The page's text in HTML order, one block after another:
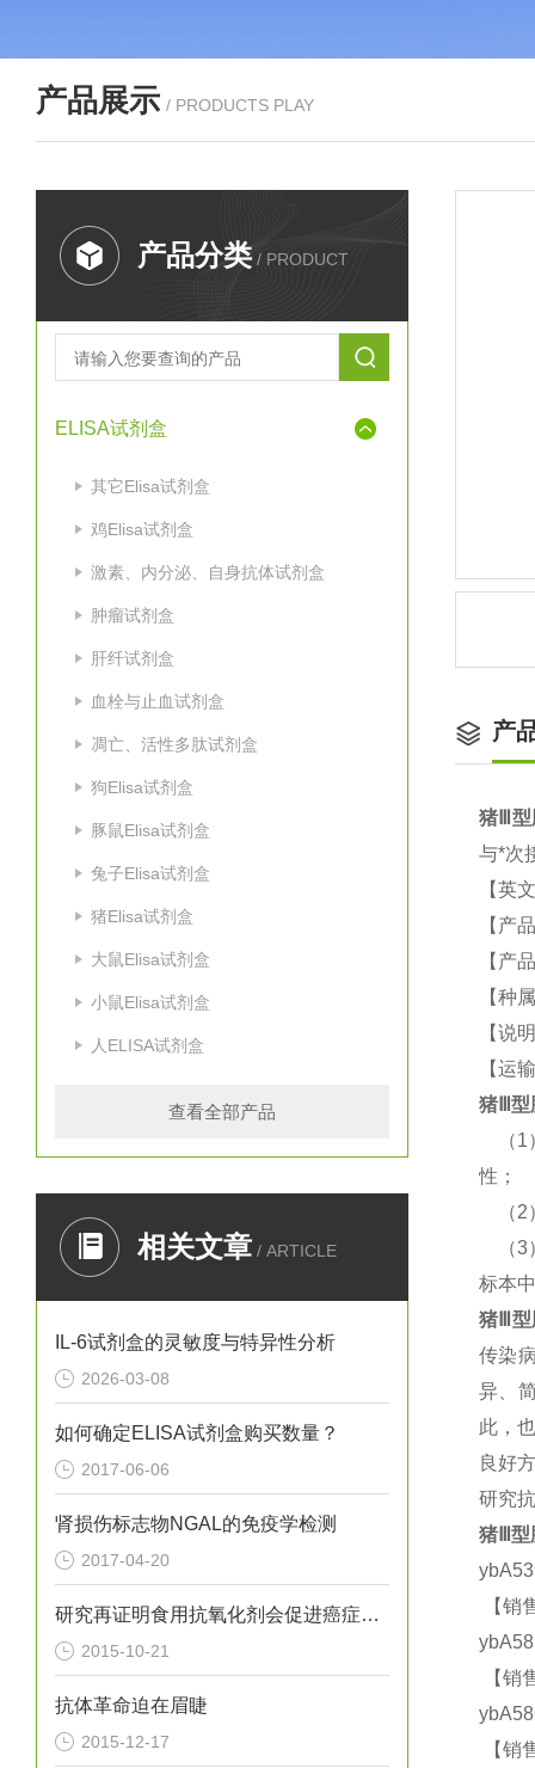
产品展示 / PRODUCTS PLAY
产品分类 / PRODUCT
ELISA试剂盒
其它Elisa试剂盒
鸡Elisa试剂盒
激素、内分泌、自身抗体试剂盒
肿瘤试剂盒
肝纤试剂盒
血栓与止血试剂盒
凋亡、活性多肽试剂盒
狗Elisa试剂盒
豚鼠Elisa试剂盒
兔子Elisa试剂盒
猪Elisa试剂盒
大鼠Elisa试剂盒
小鼠Elisa试剂盒
人ELISA试剂盒
查看全部产品
相关文章 / ARTICLE
IL-6试剂盒的灵敏度与特异性分析
2026-03-08
如何确定ELISA试剂盒购买数量？
2017-06-06
肾损伤标志物NGAL的免疫学检测
2017-04-20
研究再证明食用抗氧化剂会促进癌症转移
2015-10-21
抗体革命迫在眉睫
2015-12-17
产
猪 Ⅲ
与*次
【英
【产
【产
【种
【说
【运
猪 Ⅲ
（
性；
（
（
标本
猪 Ⅲ
传染
异、
此，
良好
研究
猪 Ⅲ
【销
【销
【销